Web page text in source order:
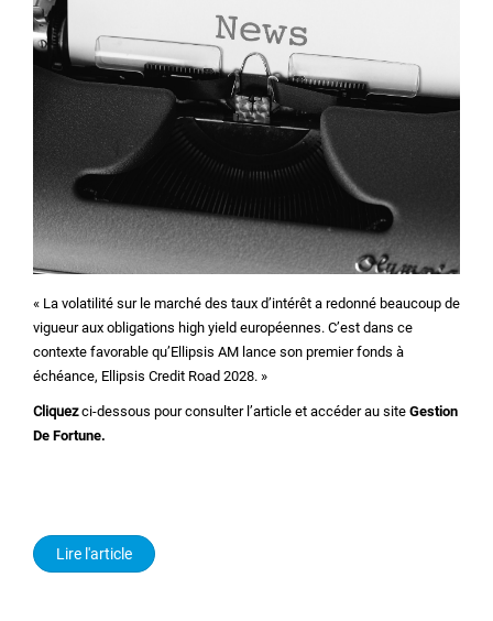
« La volatilité sur le marché des taux d’intérêt a redonné beaucoup de
vigueur aux obligations high yield européennes. C’est dans ce
contexte favorable qu’Ellipsis AM lance son premier fonds à
échéance, Ellipsis Credit Road 2028. »
Cliquezci-dessous pour consulter l’article et accéder au site Gestion
De Fortune.
Lire l'article